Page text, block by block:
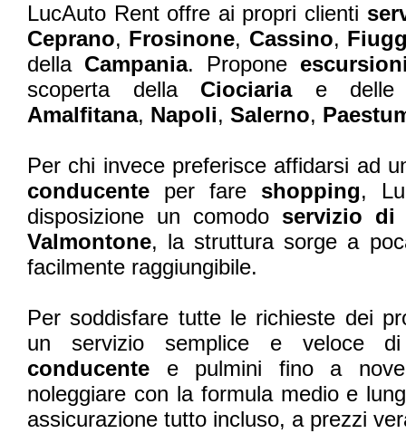
LucAuto Rent offre ai propri clienti
Ceprano, Frosinone, Cassino,
della Campania. Propone
scoperta della Ciociaria e delle
Amalfitana, Napoli, Salerno,
Per chi invece preferisce affidarsi ad
conducente per fare shopping,
disposizione un comodo servizio di
Valmontone, la struttura sorge a
facilmente raggiungibile.
Per soddisfare tutte le richieste dei
un servizio semplice e veloce
conducente e pulmini fino a
noleggiare con la formula medio e
assicurazione tutto incluso, a prezzi